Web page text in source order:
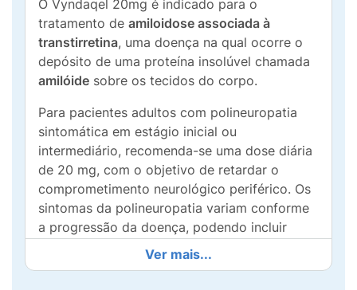
O Vyndaqel 20mg é indicado para o
tratamento de amiloidose associada à
transtirretina, uma doença na qual ocorre o
depósito de uma proteína insolúvel chamada
amilóide sobre os tecidos do corpo.
Para pacientes adultos com polineuropatia
sintomática em estágio inicial ou
intermediário, recomenda-se uma dose diária
de 20 mg, com o objetivo de retardar o
comprometimento neurológico periférico. Os
sintomas da polineuropatia variam conforme
a progressão da doença, podendo incluir
formigamento, fraqueza muscular e
Ver mais...